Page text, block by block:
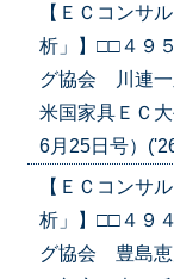
【ＥＣコンサ
析」】□□４９
グ協会 川連
米国家具ＥＣ
6月25日号）
【ＥＣコンサ
析」】□□４９
グ協会 豊島恵